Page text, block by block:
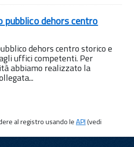
pubblico dehors centro
dehors centro storico e
uffici competenti. Per
abbiamo realizzato la
al registro usando leAPI(vedi